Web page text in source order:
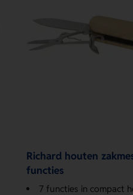
Richard houten
functies
7 functies in compact